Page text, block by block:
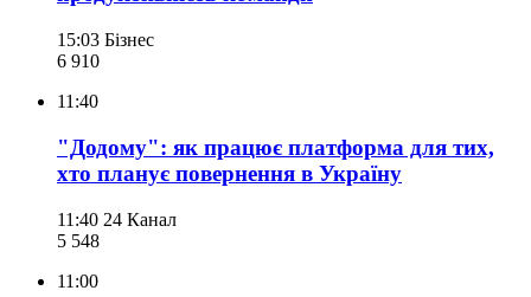
15:03 Бізнес
6 910
11:40
"Додому": як працює платформа для тих,
хто планує повернення в Україну
11:40 24 Канал
5 548
11:00